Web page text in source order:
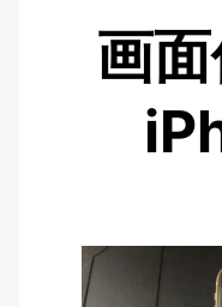
画